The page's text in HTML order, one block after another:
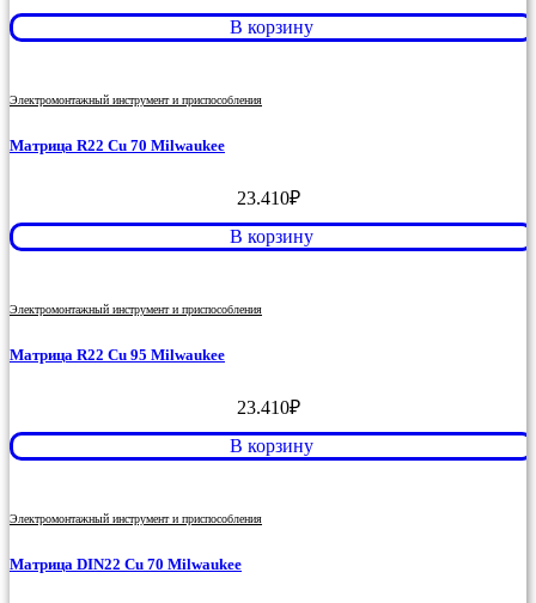
В корзину
Электромонтажный инструмент и приспособления
Матрица R22 Cu 70 Milwaukee
23.410₽
В корзину
Электромонтажный инструмент и приспособления
Матрица R22 Cu 95 Milwaukee
23.410₽
В корзину
Электромонтажный инструмент и приспособления
Матрица DIN22 Cu 70 Milwaukee